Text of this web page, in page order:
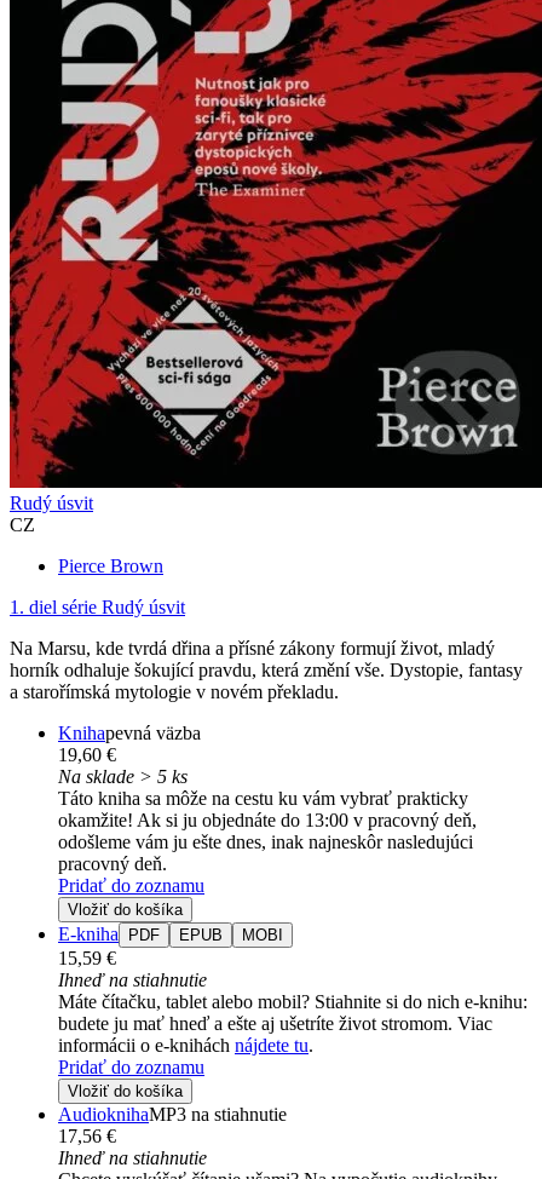
Rudý úsvit
CZ
Pierce Brown
1. diel série Rudý úsvit
Na Marsu, kde tvrdá dřina a přísné zákony formují život, mladý
horník odhaluje šokující pravdu, která změní vše. Dystopie, fantasy
a starořímská mytologie v novém překladu.
Knihapevná väzba
19,60 €
Na sklade > 5 ks
Táto kniha sa môže na cestu ku vám vybrať prakticky
okamžite! Ak si ju objednáte do 13:00 v pracovný deň,
odošleme vám ju ešte dnes, inak najneskôr nasledujúci
pracovný deň.
Pridať do zoznamu
Vložiť do košíka
E-kniha PDF EPUB MOBI
15,59 €
Ihneď na stiahnutie
Máte čítačku, tablet alebo mobil? Stiahnite si do nich e-knihu:
budete ju mať hneď a ešte aj ušetríte život stromom. Viac
informácii o e-knihách nájdete tu.
Pridať do zoznamu
Vložiť do košíka
AudioknihaMP3 na stiahnutie
17,56 €
Ihneď na stiahnutie